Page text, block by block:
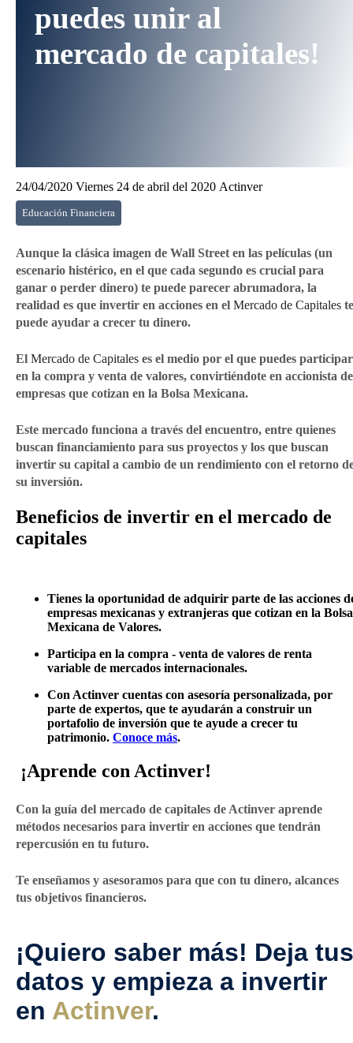
puedes unir al
mercado de capitales!
24/04/2020 Viernes 24 de abril del 2020 Actinver
Educación Financiera
Aunque la clásica imagen de Wall Street en las películas (un
escenario histérico, en el que cada segundo es crucial para
ganar o perder dinero) te puede parecer abrumadora, la
realidad es que invertir en acciones en el Mercado de Capitales te
puede ayudar a crecer tu dinero.
El Mercado de Capitales es el medio por el que puedes participar
en la compra y venta de valores, convirtiéndote en accionista de
empresas que cotizan en la Bolsa Mexicana.
Este mercado funciona a través del encuentro, entre quienes
buscan financiamiento para sus proyectos y los que buscan
invertir su capital a cambio de un rendimiento con el retorno
su inversión.
Beneficios de invertir en el mercado de
capitales
Tienes la oportunidad de adquirir parte de las acciones
empresas mexicanas y extranjeras que cotizan en la Bolsa
Mexicana de Valores.
Participa en la compra - venta de valores de renta
variable de mercados internacionales.
Con Actinver cuentas con asesoría personalizada, por
parte de expertos, que te ayudarán a construir un
portafolio de inversión que te ayude a crecer tu
patrimonio. Conoce más.
¡Aprende con Actinver!
Con la guía del mercado de capitales de Actinver aprende
métodos necesarios para invertir en acciones que tendrán
repercusión en tu futuro.
Te enseñamos y asesoramos para que con tu dinero, alcances
tus objetivos financieros.
¡Quiero saber más! Deja tus
datos y empieza a invertir
en Actinver.